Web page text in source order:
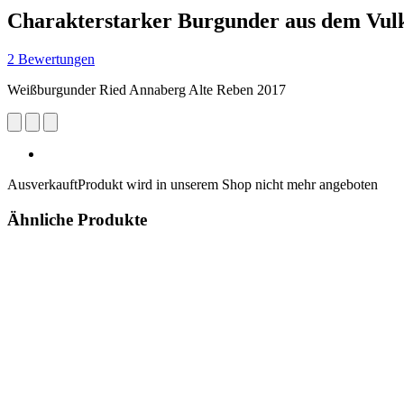
Charakterstarker Burgunder aus dem
2 Bewertungen
Weißburgunder Ried Annaberg Alte Reben 2017
AusverkauftProdukt wird in unserem Shop nicht mehr angeboten
Ähnliche Produkte